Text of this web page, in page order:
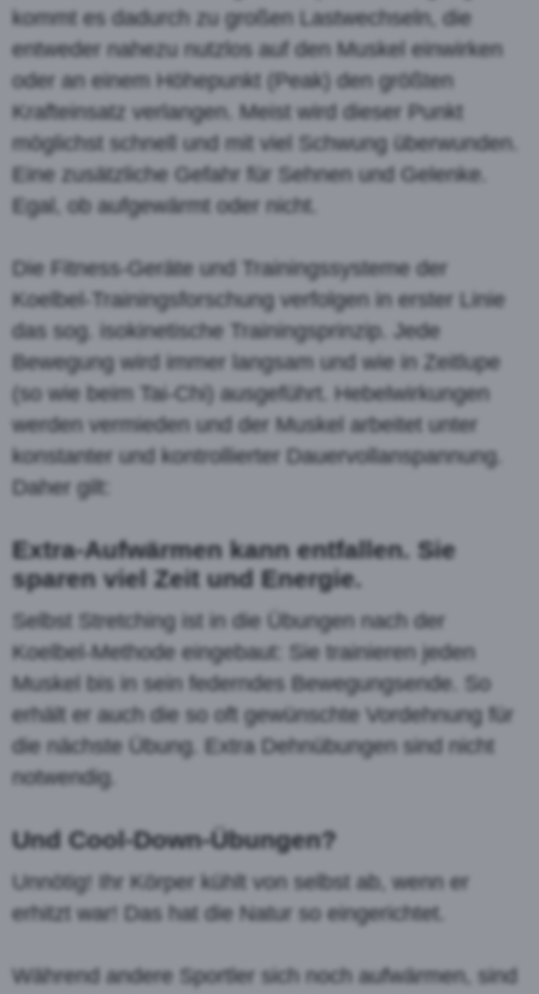
kommt es dadurch zu großen Lastwechseln, die
entweder nahezu nutzlos auf den Muskel einwirken
oder an einem Höhepunkt (Peak) den größten
Krafteinsatz verlangen. Meist wird dieser Punkt
möglichst schnell und mit viel Schwung überwunden.
Eine zusätzliche Gefahr für Sehnen und Gelenke.
Egal, ob aufgewärmt oder nicht.
Die Fitness-Geräte und Trainingssysteme der
Koelbel-Trainingsforschung verfolgen in erster Linie
das sog. isokinetische Trainingsprinzip. Jede
Bewegung wird immer langsam und wie in Zeitlupe
(so wie beim Tai-Chi) ausgeführt. Hebelwirkungen
werden vermieden und der Muskel arbeitet unter
konstanter und kontrollierter Dauervollanspannung.
Daher gilt:
Extra-Aufwärmen kann entfallen. Sie
sparen viel Zeit und Energie.
Selbst Stretching ist in die Übungen nach der
Koelbel-Methode eingebaut: Sie trainieren jeden
Muskel bis in sein federndes Bewegungsende. So
erhält er auch die so oft gewünschte Vordehnung für
die nächste Übung. Extra Dehnübungen sind nicht
notwendig.
Und Cool-Down-Übungen?
Unnötig! Ihr Körper kühlt von selbst ab, wenn er
erhitzt war! Das hat die Natur so eingerichtet.
Während andere Sportler sich noch aufwärmen, sind